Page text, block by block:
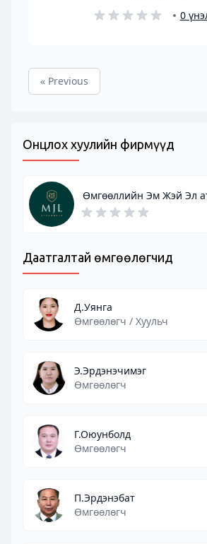
0
« Previous
Онцлох хуулийн фирмүүд
Өмгөөллийн Эм Жэй Эл
Даатгалтай өмгөөлөгчид
Д.Уянга
Өмгөөлөгч / Хуульч
Э.Эрдэнэчимэг
Өмгөөлөгч
Г.Оюунболд
Өмгөөлөгч
П.Эрдэнэбат
Өмгөөлөгч